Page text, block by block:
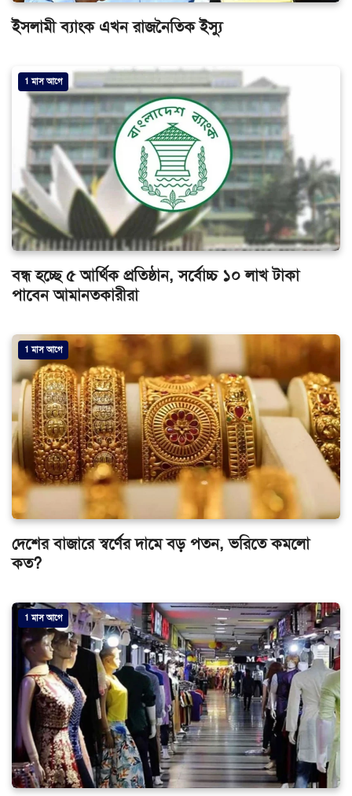
ইসলামী ব্যাংক এখন রাজনৈতিক ইস্যু
1 মাস আগে
বন্ধ হচ্ছে ৫ আর্থিক প্রতিষ্ঠান, সর্বোচ্চ ১০ লাখ টাকা
পাবেন আমানতকারীরা
1 মাস আগে
দেশের বাজারে স্বর্ণের দামে বড় পতন, ভরিতে কমলো
কত?
1 মাস আগে